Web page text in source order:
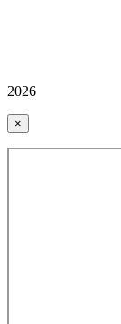
2026
×